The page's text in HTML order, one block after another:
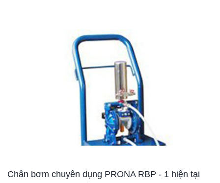
Chân bơm chuyên dụng PRONA RBP - 1 hiện tại